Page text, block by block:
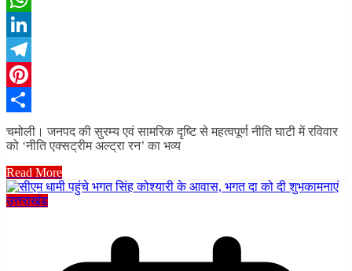
WhatsApp
LinkedIn
Telegram
Pinterest
Share
चमोली। जनपद की सुरम्य एवं सामरिक दृष्टि से महत्वपूर्ण नीति घाटी में रविवार
को ‘नीति एक्सट्रीम अल्ट्रा रन’ का भव्य
Read More
उत्तराखंड